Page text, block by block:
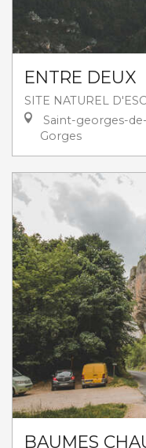
ENTRE DEUX
SITE NATUREL
Saint-georges-
Gorges
BAUMES